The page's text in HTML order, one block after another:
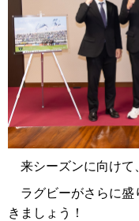
来シーズンに向けて
ラグビーがさらに盛
きましょう！